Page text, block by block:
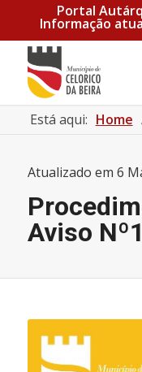
Portal
Informação
Está aqui: Home
Atualizado em 6
Aviso